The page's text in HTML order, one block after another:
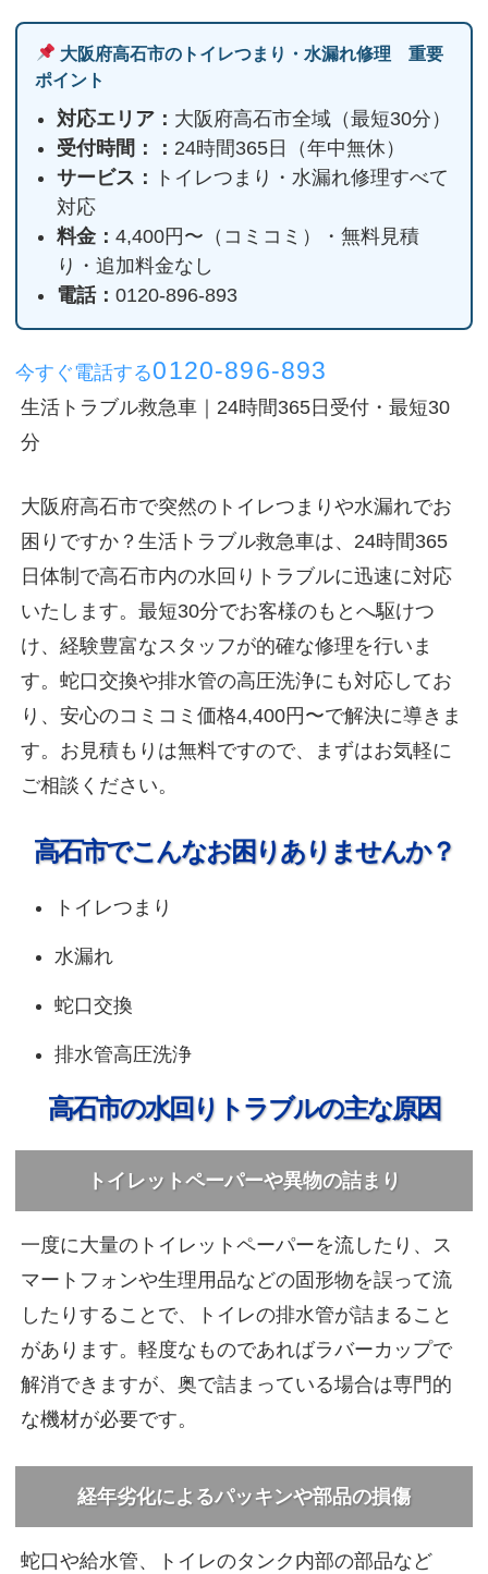
大阪府高石市のトイレつまり・水漏れ修理 重要
ポイント
対応エリア： 大阪府高石市全域（最短30分）
受付時間：： 24時間365日（年中無休）
サービス：
トイレつまり・水漏れ修理すべて
対応
料金：4,400円〜（コミコミ）・無料見積
り・追加料金なし
電話：0120-896-893
今すぐ電話する0120-896-893
生活トラブル救急車｜24時間365日受付・最短30
分
大阪府高石市で突然のトイレつまりや水漏れでお
困りですか？生活トラブル救急車は、24時間365
日体制で高石市内の水回りトラブルに迅速に対応
いたします。最短30分でお客様のもとへ駆けつ
け、経験豊富なスタッフが的確な修理を行いま
す。蛇口交換や排水管の高圧洗浄にも対応してお
り、安心のコミコミ価格4,400円〜で解決に導きま
す。お見積もりは無料ですので、まずはお気軽に
ご相談ください。
高石市でこんなお困りありませんか？
トイレつまり
水漏れ
蛇口交換
排水管高圧洗浄
高石市の水回りトラブルの主な原因
トイレットペーパーや異物の詰まり
一度に大量のトイレットペーパーを流したり、ス
マートフォンや生理用品などの固形物を誤って流
したりすることで、トイレの排水管が詰まること
があります。軽度なものであればラバーカップで
解消できますが、奥で詰まっている場合は専門的
な機材が必要です。
経年劣化によるパッキンや部品の損傷
蛇口や給水管、トイレのタンク内部の部品など